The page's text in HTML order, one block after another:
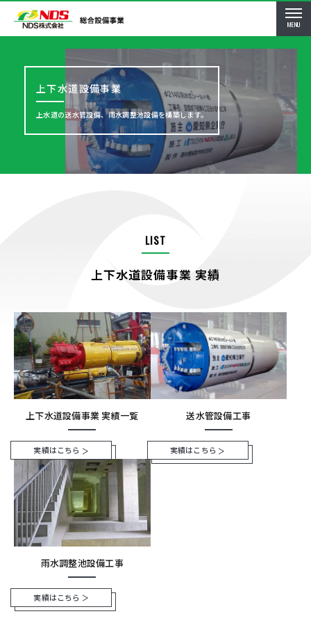
MENU
上下水道設備事業
上水道の送水管設備、雨水調整池設備を構築します。
LIST
上下水道設備事業 実績
上下水道設備事業 実績一覧
実績はこちら
送水管設備工事
実績はこちら
雨水調整池設備工事
実績はこちら